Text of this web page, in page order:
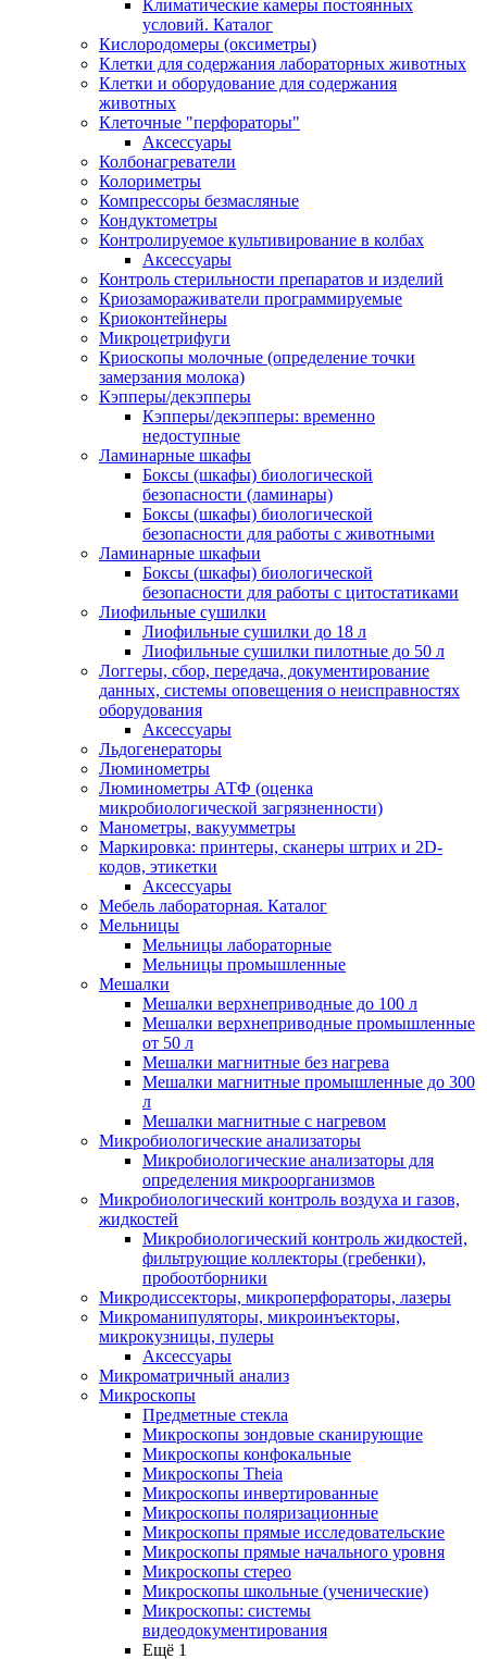
Климатические камеры постоянных
условий. Каталог
Кислородомеры (оксиметры)
Клетки для содержания лабораторных животных
Клетки и оборудование для содержания
животных
Клеточные "перфораторы"
Аксессуары
Колбонагреватели
Колориметры
Компрессоры безмасляные
Кондуктометры
Контролируемое культивирование в колбах
Аксессуары
Контроль стерильности препаратов и изделий
Криозамораживатели программируемые
Криоконтейнеры
Микроцетрифуги
Криоскопы молочные (определение точки
замерзания молока)
Кэпперы/декэпперы
Кэпперы/декэпперы: временно
недоступные
Ламинарные шкафы
Боксы (шкафы) биологической
безопасности (ламинары)
Боксы (шкафы) биологической
безопасности для работы с животными
Ламинарные шкафыи
Боксы (шкафы) биологической
безопасности для работы с цитостатиками
Лиофильные сушилки
Лиофильные сушилки до 18 л
Лиофильные сушилки пилотные до 50 л
Логгеры, сбор, передача, документирование
данных, системы оповещения о неисправностях
оборудования
Аксессуары
Льдогенераторы
Люминометры
Люминометры АТФ (оценка
микробиологической загрязненности)
Манометры, вакуумметры
Маркировка: принтеры, сканеры штрих и 2D-
кодов, этикетки
Аксессуары
Мебель лабораторная. Каталог
Мельницы
Мельницы лабораторные
Мельницы промышленные
Мешалки
Мешалки верхнеприводные до 100 л
Мешалки верхнеприводные промышленные
от 50 л
Мешалки магнитные без нагрева
Мешалки магнитные промышленные до 300
л
Мешалки магнитные с нагревом
Микробиологические анализаторы
Микробиологические анализаторы для
определения микроорганизмов
Микробиологический контроль воздуха и газов,
жидкостей
Микробиологический контроль жидкостей,
фильтрующие коллекторы (гребенки),
пробоотборники
Микродиссекторы, микроперфораторы, лазеры
Микроманипуляторы, микроинъекторы,
микрокузницы, пулеры
Аксессуары
Микроматричный анализ
Микроскопы
Предметные стекла
Микроскопы зондовые сканирующие
Микроскопы конфокальные
Микроскопы Theia
Микроскопы инвертированные
Микроскопы поляризационные
Микроскопы прямые исследовательские
Микроскопы прямые начального уровня
Микроскопы стерео
Микроскопы школьные (ученические)
Микроскопы: системы
видеодокументирования
Ещё 1